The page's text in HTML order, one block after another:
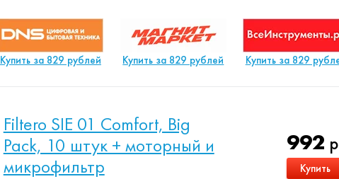
Купить за 829 рублей Купить за 829 рублей Купить за 829
Filtero SIE 01 Comfort, Big
Pack, 10 штук + моторный и
микрофильтр
992
Купить